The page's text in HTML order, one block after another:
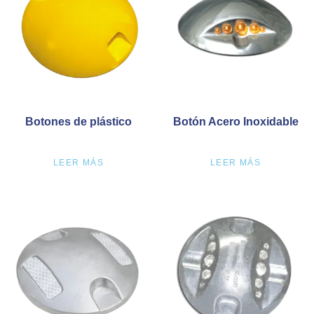
Botones de plástico
LEER MÁS
Botón Acero Inoxidable
LEER MÁS